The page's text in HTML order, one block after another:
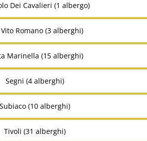
Dei Cavalieri (1 albergo)
Romano (3 alberghi)
Marinella (15 alberghi)
Segni (4 alberghi)
Subiaco (10 alberghi)
Tivoli (31 alberghi)